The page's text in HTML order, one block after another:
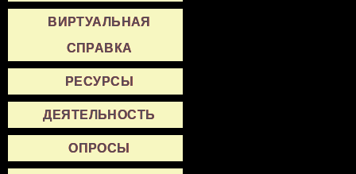
ВИРТУАЛЬНАЯ
СПРАВКА
РЕСУРСЫ
ДЕЯТЕЛЬНОСТЬ
ОПРОСЫ